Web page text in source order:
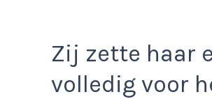
Zij zette haar
volledig voor